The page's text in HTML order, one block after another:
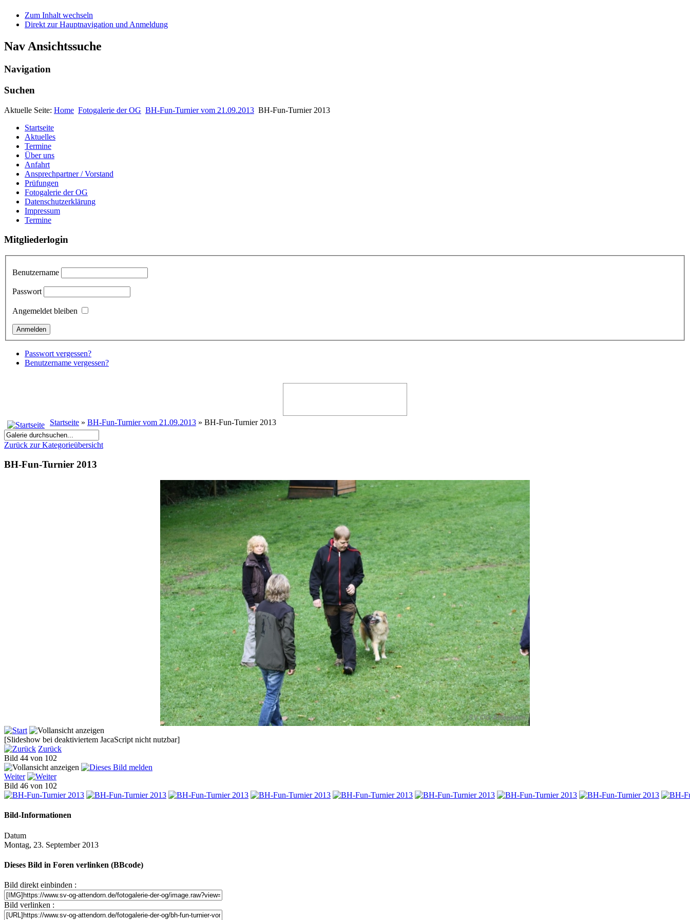
Zum Inhalt wechseln
Direkt zur Hauptnavigation und Anmeldung
Nav Ansichtssuche
Navigation
Suchen
Aktuelle Seite: Home Fotogalerie der OG BH-Fun-Turnier vom 21.09.2013 BH-Fun-Turnier 2013
Startseite
Aktuelles
Termine
Über uns
Anfahrt
Ansprechpartner / Vorstand
Prüfungen
Fotogalerie der OG
Datenschutzerklärung
Impressum
Termine
Mitgliederlogin
Benutzername
Passwort
Angemeldet bleiben
Passwort vergessen?
Benutzername vergessen?
Startseite » BH-Fun-Turnier vom 21.09.2013 » BH-Fun-Turnier 2013
Zurück zur Kategorieübersicht
BH-Fun-Turnier 2013
[Slideshow bei deaktiviertem JacaScript nicht nutzbar]
Zurück
Bild 44 von 102
Weiter
Bild 46 von 102
Bild-Informationen
Datum
Montag, 23. September 2013
Dieses Bild in Foren verlinken (BBcode)
Bild direkt einbinden :
Bild verlinken :